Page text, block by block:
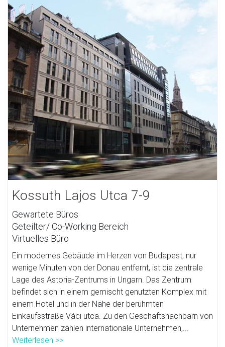
Kossuth Lajos Utca 7-9
Gewartete Büros
Geteilter/ Co-Working Bereich
Virtuelles Büro
Ein modernes Gebäude im Herzen von Budapest, nur
wenige Minuten von der Donau entfernt, ist die zentrale
Lage des Astoria-Zentrums in Ungarn. Das Zentrum
befindet sich in einem gemischt genutzten Komplex mit
einem Hotel und in der Nähe der berühmten
Einkaufsstraße Váci utca. Zu den Geschäftsnachbarn von
Unternehmen zählen internationale Unternehmen,...
Weiterlesen >>